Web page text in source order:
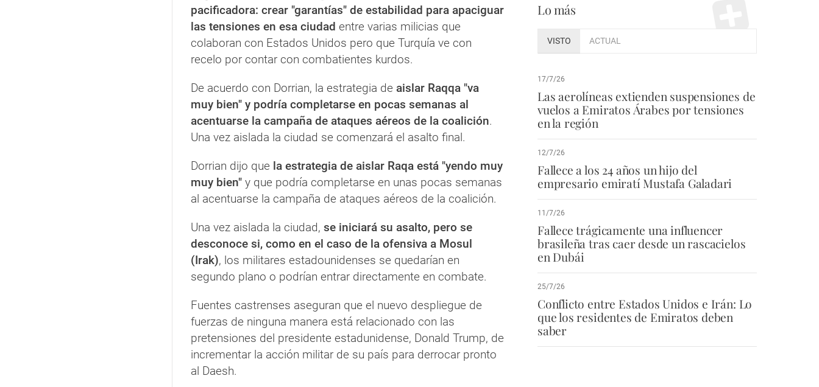
pacificadora: crear "garantías" de estabilidad para apaciguar
las tensiones en esa ciudad entre varias milicias que
colaboran con Estados Unidos pero que Turquía ve con
recelo por contar con combatientes kurdos.
De acuerdo con Dorrian, la estrategia de aislar Raqqa "va
muy bien" y podría completarse en pocas semanas al
acentuarse la campaña de ataques aéreos de la coalición.
Una vez aislada la ciudad se comenzará el asalto final.
Dorrian dijo que la estrategia de aislar Raqa está "yendo muy
muy bien" y que podría completarse en unas pocas semanas
al acentuarse la campaña de ataques aéreos de la coalición.
Una vez aislada la ciudad, se iniciará su asalto, pero se
desconoce si, como en el caso de la ofensiva a Mosul
(Irak), los militares estadounidenses se quedarían en
segundo plano o podrían entrar directamente en combate.
Fuentes castrenses aseguran que el nuevo despliegue de
fuerzas de ninguna manera está relacionado con las
pretensiones del presidente estadunidense, Donald Trump, de
incrementar la acción militar de su país para derrocar pronto
al Daesh.
Lo más
VISTO ACTUAL
17/7/26
Las aerolíneas extienden suspensiones de
vuelos a Emiratos Árabes por tensiones
en la región
12/7/26
Fallece a los 24 años un hijo del
empresario emiratí Mustafa Galadari
11/7/26
Fallece trágicamente una influencer
brasileña tras caer desde un rascacielos
en Dubái
25/7/26
Conflicto entre Estados Unidos e Irán: Lo
que los residentes de Emiratos deben
saber